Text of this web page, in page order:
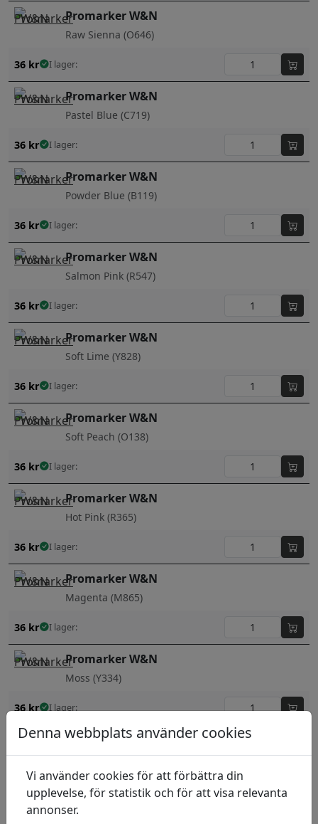
Promarker W&N
Raw Sienna (O646)
36 kr I lager:
Promarker W&N
Pastel Blue (C719)
36 kr I lager:
Promarker W&N
Powder Blue (B119)
36 kr I lager:
Promarker W&N
Salmon Pink (R547)
36 kr I lager:
Promarker W&N
Soft Lime (Y828)
36 kr I lager:
Promarker W&N
Soft Peach (O138)
36 kr I lager:
Promarker W&N
Hot Pink (R365)
36 kr I lager:
Promarker W&N
Magenta (M865)
36 kr I lager:
Promarker W&N
Moss (Y334)
36kr I lager:
Promarker W&N
Mulberry (V865)
36 kr I lager:
Denna webbplats använder cookies
Vi använder cookies för att förbättra din
upplevelse, för statistik och för att visa relevanta
annonser.